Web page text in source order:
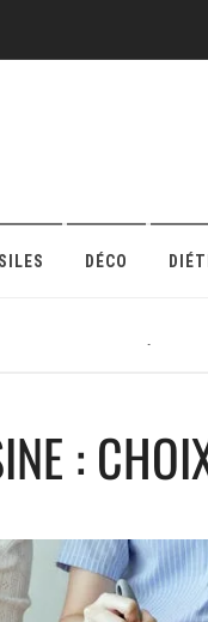
DÉCO
: bien choisir sa
: